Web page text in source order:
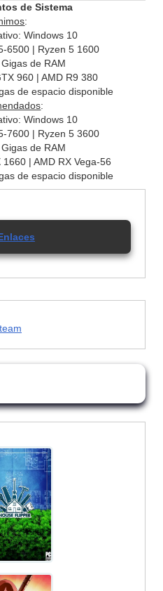
de Sistema
:
Windows 10
6500 | Ryzen 5 1600
de RAM
960 | AMD R9 380
de espacio disponible
:
Windows 10
7600 | Ryzen 5 3600
de RAM
| AMD RX Vega-56
de espacio disponible